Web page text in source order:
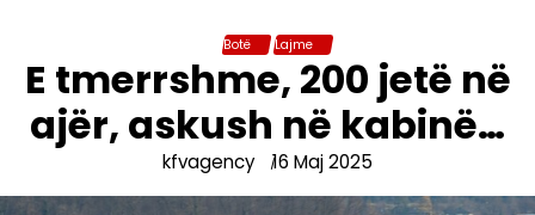
Botë Lajme
E tmerrshme, 200 jetë në
ajër, askush në kabinë…
kfvagency 16 Maj 2025